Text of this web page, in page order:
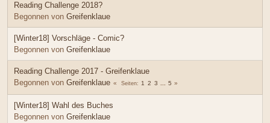
Reading Challenge 2018?
Begonnen von Greifenklaue
[Winter18] Vorschläge - Comic?
Begonnen von Greifenklaue
Reading Challenge 2017 - Greifenklaue
Begonnen von Greifenklaue Seiten 1 2 3 5
[Winter18] Wahl des Buches
Begonnen von Greifenklaue